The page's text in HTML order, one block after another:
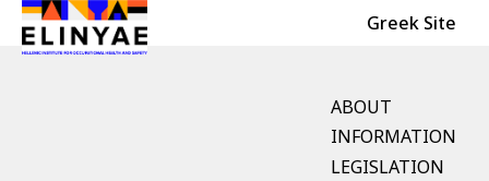
Skip to main content
Header Top Greek Site
English Menu
ABOUT
INFORMATION
LEGISLATION